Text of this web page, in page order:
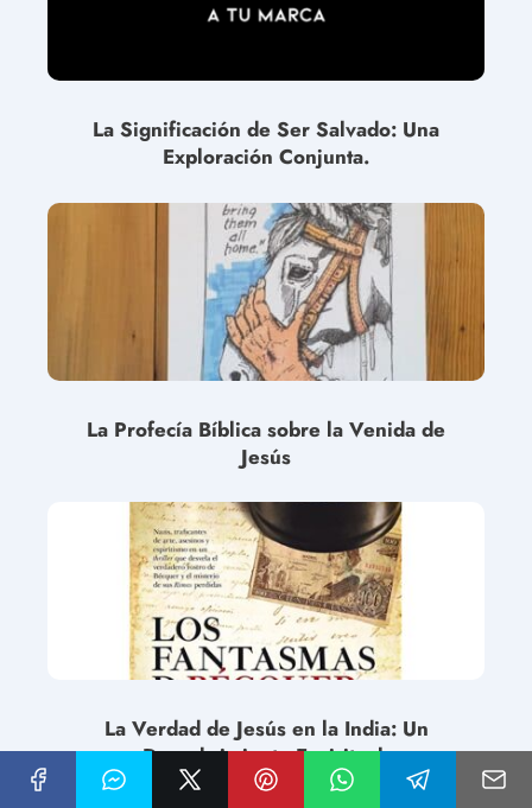
La Significación de Ser Salvado: Una
Exploración Conjunta.
La Profecía Bíblica sobre la Venida de
Jesús
La Verdad de Jesús en la India: Un
Descubrimiento Espiritual.